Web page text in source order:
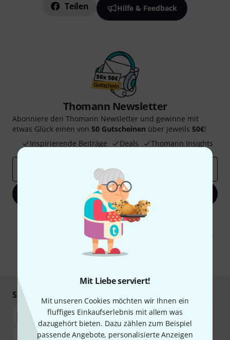
Mit Liebe serviert!
Mit unseren Cookies möchten wir Ihnen ein
fluffiges Einkaufserlebnis mit allem was
dazugehört bieten. Dazu zählen zum Beispiel
passende Angebote, personalisierte Anzeigen
Teilen Hilfe & Feedback
Thomann Newsletter
Abonniere den Thomann Newsletter und gewinne mit
etwas Glück einen von 50 Gutscheinen über jeweils 50€!
Inspirierende Beiträge
Deals Thomann Insights
Jetzt anmelden
Mit Klick auf „Jetzt anmelden“ stimmen Sie dem Erhalt von E-Mail-
Werbung und einer Messung des E-Mail-Nutzungsverhaltens zu. Die
Abmeldung ist jederzeit möglich. Weitere Informationen finden Sie in
unserenDatenschutzhinweisen
* Pflichtfeld
Sicher einkaufen & bezahlen